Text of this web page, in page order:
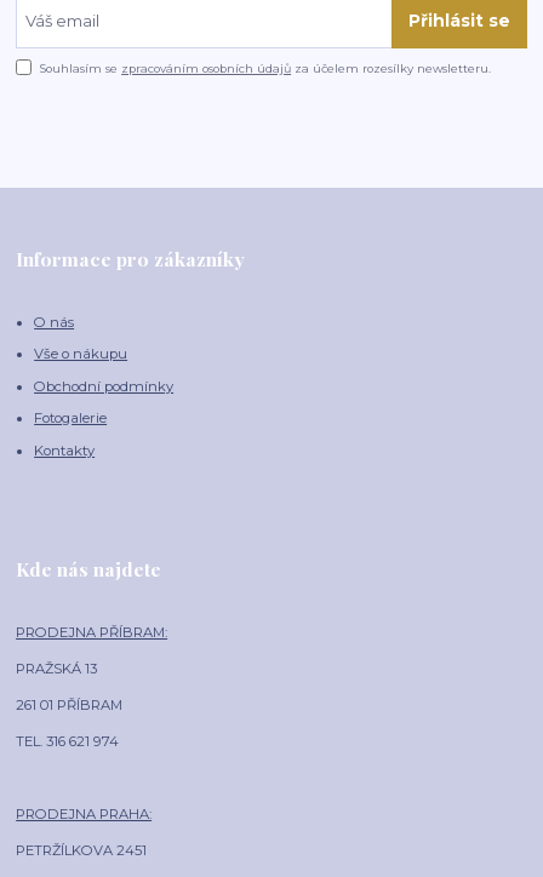
Přihlásit se
Souhlasím se zpracováním osobních údajů za účelem rozesílky newsletteru.
Informace pro zákazníky
O nás
Vše o nákupu
Obchodní podmínky
Fotogalerie
Kontakty
Kde nás najdete
PRODEJNA PŘÍBRAM:
PRAŽSKÁ 13
261 01 PŘÍBRAM
TEL. 316 621 974
PRODEJNA PRAHA:
PETRŽÍLKOVA 2451